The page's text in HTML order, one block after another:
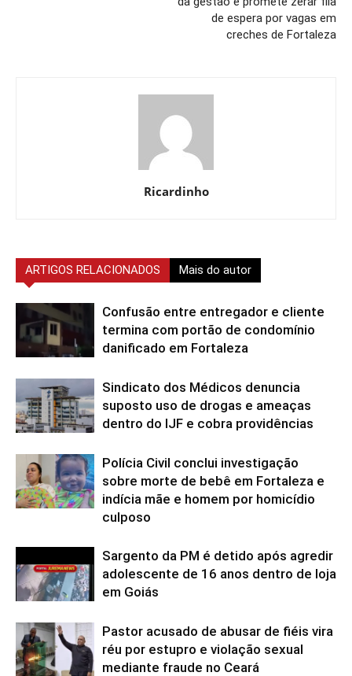
de espera por vagas em
creches de Fortaleza
Ricardinho
ARTIGOS RELACIONADOS Mais do autor
Confusão entre entregador e cliente
termina com portão de condomínio
danificado em Fortaleza
Sindicato dos Médicos denuncia
suposto uso de drogas e ameaças
dentro do IJF e cobra providências
Polícia Civil conclui investigação
sobre morte de bebê em Fortaleza e
indícia mãe e homem por homicídio
culposo
Sargento da PM é detido após agredir
adolescente de 16 anos dentro de loja
em Goiás
Pastor acusado de abusar de fiéis vira
réu por estupro e violação sexual
mediante fraude no Ceará